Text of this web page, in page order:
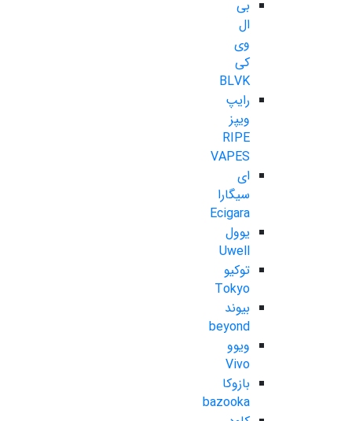
بی
ال
وی
کی
BLVK
رایپ
ویپز
RIPE
VAPES
ای
سیگارا
Ecigara
یوول
Uwell
توکیو
Tokyo
بیوند
beyond
ویوو
Vivo
بازوکا
bazooka